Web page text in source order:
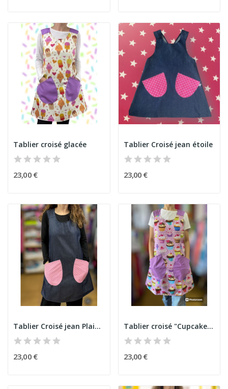
Tablier croisé glacée
23,00 €
Tablier Croisé jean étoile
23,00 €
Tablier Croisé jean Plaid Rose
23,00 €
Tablier croisé "Cupcake" C
23,00 €